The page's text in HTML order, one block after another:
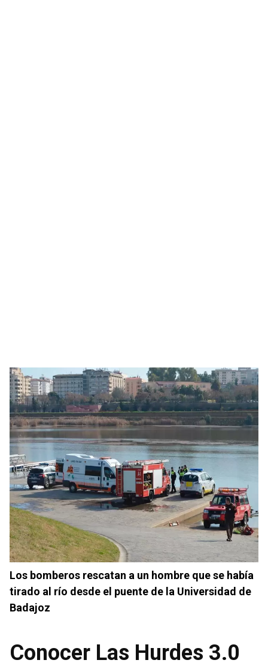
Los bomberos rescatan a un hombre que se había
tirado al río desde el puente de la Universidad de
Badajoz
Conocer Las Hurdes 3.0